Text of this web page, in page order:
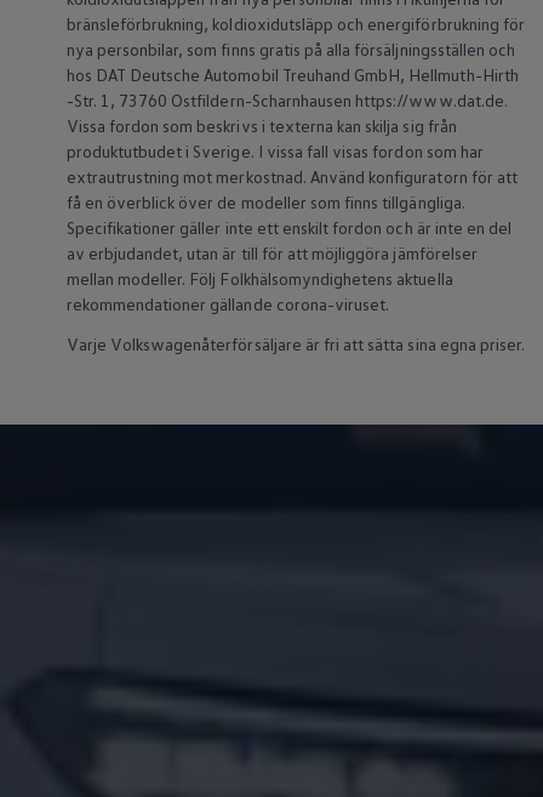
Boka provkörning
Vilken Volkswagen passar dig?
Offertförfrågan
Hitta din återförsäljare
Köp tillbehör
Finansiering
Privatleasing Online
Privatleasing Online
Finansiering
Leasing
Lån
Serviceavtal & Försäkring
Volkswagen Serviceavtal
Volkswagen försäkring
Volkswagen Betalskydd
Boka provkörning
Om Volkswagen
Pressrum
Pressmeddelanden
bränsleförbrukning, koldioxidutsläpp och energiförbrukning för
nya personbilar, som finns gratis på alla försäljningsställen och
hos DAT Deutsche Automobil Treuhand GmbH, Hellmuth-Hirth
-Str. 1, 73760 Ostfildern-Scharnhausen https://www.dat.de.
Vissa fordon som beskrivs i texterna kan skilja sig från
produktutbudet i Sverige. I vissa fall visas fordon som har
extrautrustning mot merkostnad. Använd konfiguratorn för att
få en överblick över de modeller som finns tillgängliga.
Specifikationer gäller inte ett enskilt fordon och är inte en del
av erbjudandet, utan är till för att möjliggöra jämförelser
mellan modeller. Följ Folkhälsomyndighetens aktuella
rekommendationer gällande corona-viruset.
Varje Volkswagenåterförsäljare är fri att sätta sina egna priser.